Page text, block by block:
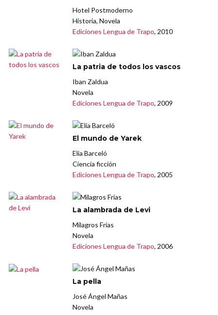
Hotel Postmoderno
Historia, Novela
Ediciones Lengua de Trapo, 2010
La patria de todos los vascos
Iban Zaldua
Novela
Ediciones Lengua de Trapo, 2009
El mundo de Yarek
Elia Barceló
Ciencia ficción
Ediciones Lengua de Trapo, 2005
La alambrada de Levi
Milagros Frías
Novela
Ediciones Lengua de Trapo, 2006
La pella
José Ángel Mañas
Novela